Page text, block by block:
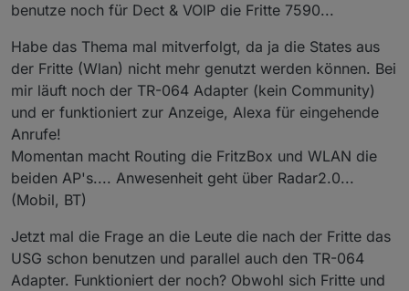
benutze noch für Dect & VOIP die Fritte 7590...
Habe das Thema mal mitverfolgt, da ja die States aus
der Fritte (Wlan) nicht mehr genutzt werden können. Bei
mir läuft noch der TR-064 Adapter (kein Community)
und er funktioniert zur Anzeige, Alexa für eingehende
Anrufe!
Momentan macht Routing die FritzBox und WLAN die
beiden AP's.... Anwesenheit geht über Radar2.0...
(Mobil, BT)
Jetzt mal die Frage an die Leute die nach der Fritte das
USG schon benutzen und parallel auch den TR-064
Adapter. Funktioniert der noch? Obwohl sich Fritte und